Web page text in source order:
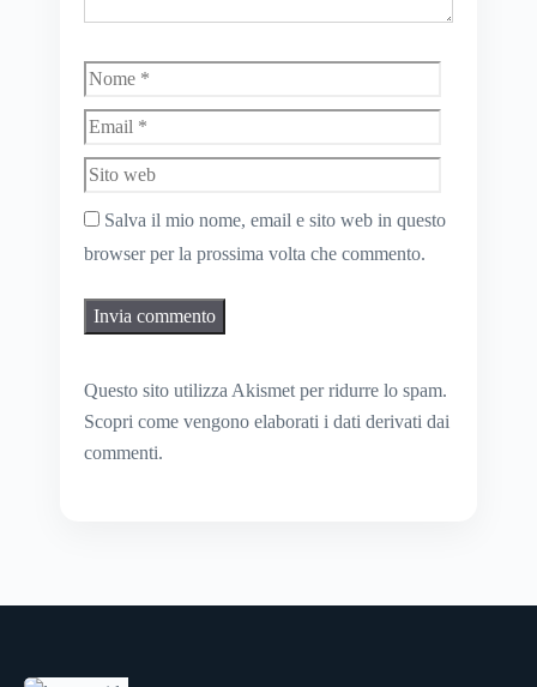
Nome
web
Salva il mio nome, email e sito web in questo
browser per la prossima volta che commento.
Questo sito utilizza Akismet per ridurre lo spam.
Scopri come vengono elaborati i dati derivati dai
commenti.